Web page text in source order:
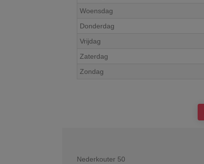
Woensdag
Donderdag
Vrijdag
Zaterdag
Zondag
Nederkouter 50